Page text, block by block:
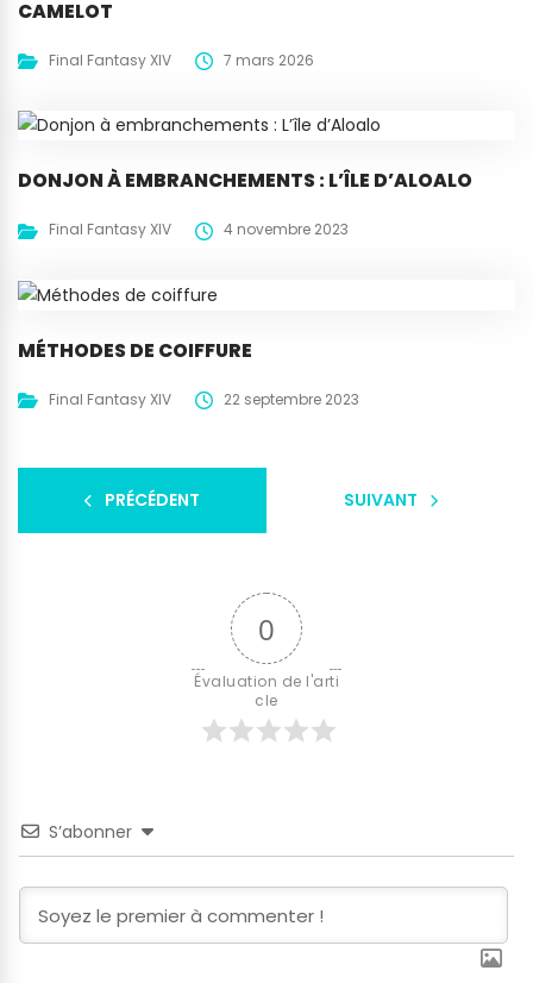
CAMELOT
Final Fantasy XIV 7 mars 2026
DONJON À EMBRANCHEMENTS : L’ÎLE D’ALOALO
Final Fantasy XIV 4 novembre 2023
MÉTHODES DE COIFFURE
Final Fantasy XIV 22 septembre 2023
PRÉCÉDENT SUIVANT
0
Évaluation de l'arti
cle
S’abonner